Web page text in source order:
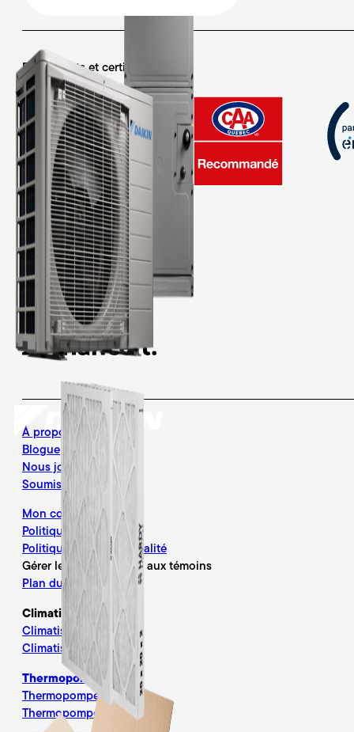
Partenariats et certifications
MEMBRE
Avis Google
Financement
À propos
Blogue
Nous joindre
Soumission en ligne
Mon compte
Politique de témoins
Politique de confidentialité
Gérer le consentement aux témoins
Plan du site
Climatisation
Climatisation murale
Climatisation centrale
Thermopompe
Thermopompe murale
Thermopompe centrale